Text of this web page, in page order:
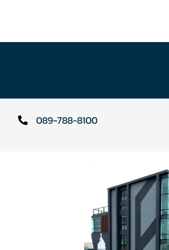
089-788-8100